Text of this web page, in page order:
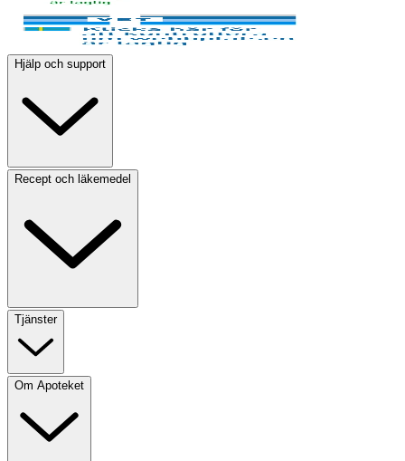
Hjälp och support
Recept och läkemedel
Tjänster
Om Apoteket